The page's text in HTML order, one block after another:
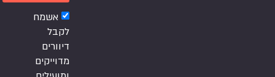
אשמח
לקבל
דיוורים
מדוייקים